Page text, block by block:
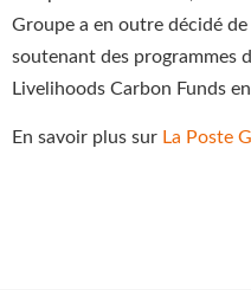
Groupe a en outre décidé
soutenant des programmes
Livelihoods Carbon Funds
En savoir plus sur La Poste